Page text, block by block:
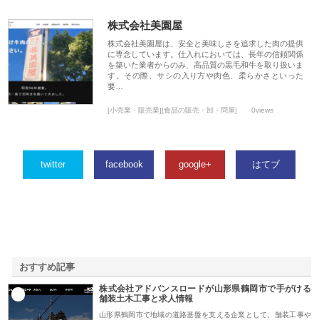
株式会社美園屋
株式会社美園屋は、安全と美味しさを追求した肉の提供
に専念しています。仕入れにおいては、長年の信頼関係
を築いた業者からのみ、高品質の黒毛和牛を取り扱いま
す。その際、サシの入り方や肉色、柔らかさといった
要…
[小売業・販売業][食品の販売・卸・問屋] 0views
twitter facebook google+ はてブ
おすすめ記事
株式会社アドバンスロードが山形県鶴岡市で手がける
舗装土木工事と求人情報
山形県鶴岡市で地域の道路基盤を支える企業として、舗装工事や